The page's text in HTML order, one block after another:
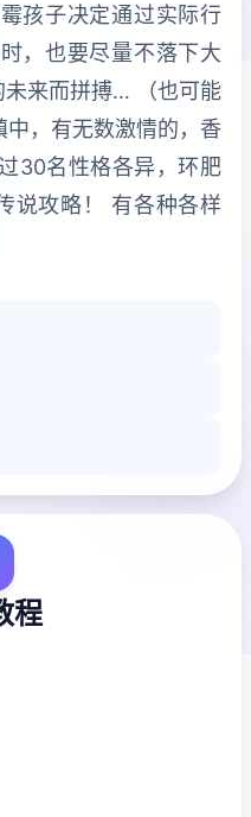
孩子决定通过实际行
，也要尽量不落下大
未来而拼搏… （也可能
，有无数激情的，香
30名性格各异，环肥
说攻略！ 有各种各样
程